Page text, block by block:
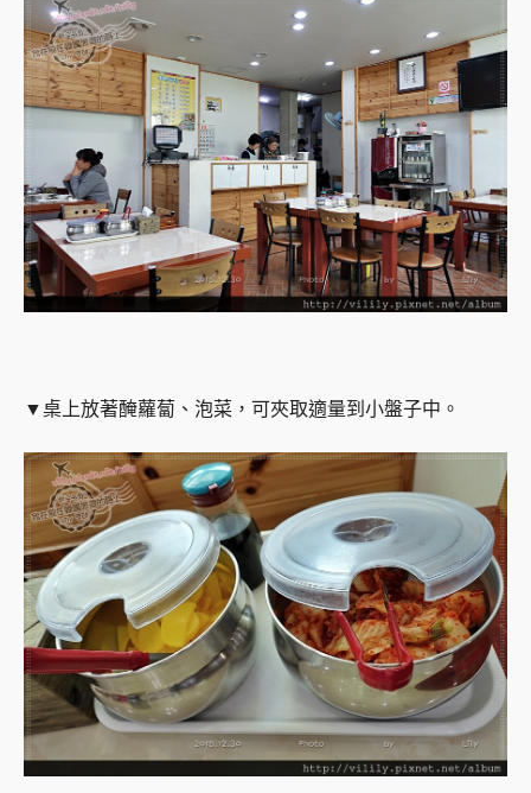
▼桌上放著醃蘿蔔、泡菜，可夾取適量到小盤子中。